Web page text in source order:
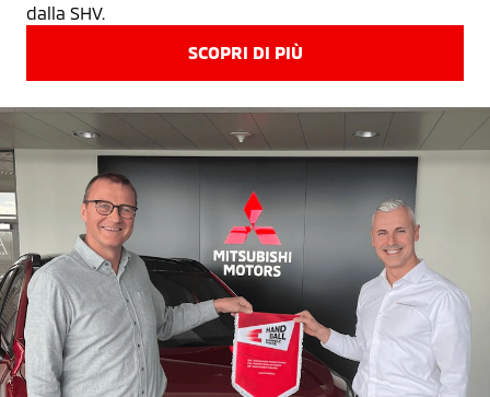
dalla SHV.
SCOPRI DI PIÙ